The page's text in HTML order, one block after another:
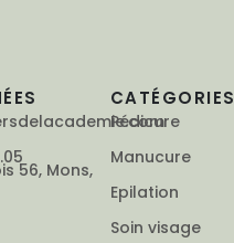
56, Mons,
CATÉGORIES
Pédicure
Manucure
Epilation
Soin visage